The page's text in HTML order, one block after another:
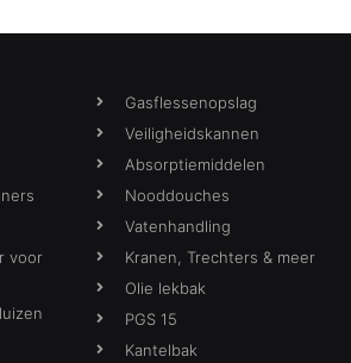
voor
Gasflessenopslag
Veiligheidskannen
Absorptiemiddelen
Nooddouches
Vatenhandling
Kranen, Trechters & meer
Olie lekbak
PGS 15
Kantelbak